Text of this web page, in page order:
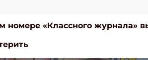
номере «Классного журнала»